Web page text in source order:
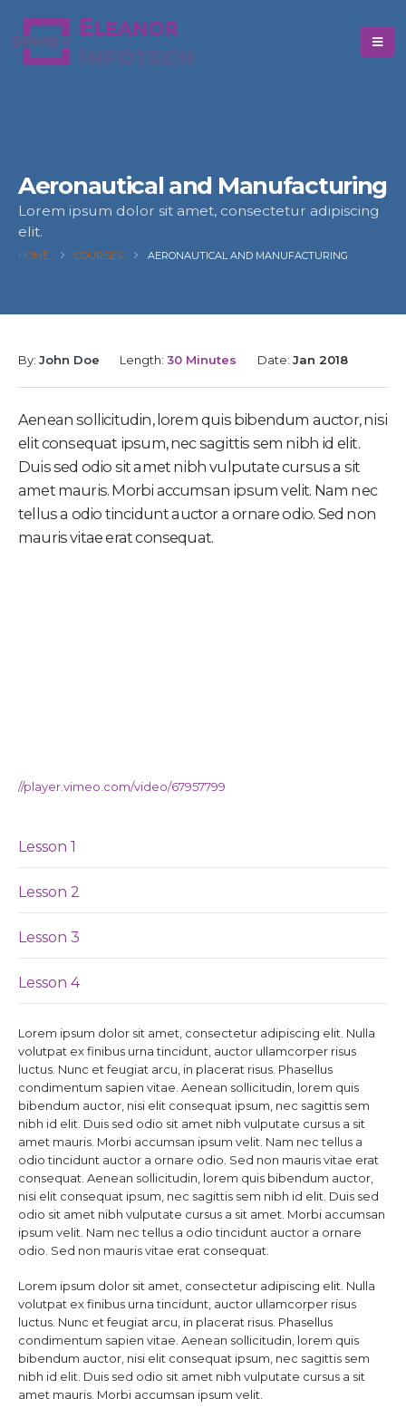
Aeronautical and Manufacturing
Lorem ipsum dolor sit amet, consectetur adipiscing
elit.
HOME COURSES AERONAUTICAL AND MANUFACTURING
By: John Doe Length:30 Minutes Date: Jan 2018
Aenean sollicitudin, lorem quis bibendum auctor, nisi
elit consequat ipsum, nec sagittis sem nibh id elit.
Duis sed odio sit amet nibh vulputate cursus a sit
amet mauris. Morbi accumsan ipsum velit. Nam nec
tellus a odio tincidunt auctor a ornare odio. Sed non
mauris vitae erat consequat.
//player.vimeo.com/video/67957799
Lesson 1
Lesson 2
Lesson 3
Lesson 4
Lorem ipsum dolor sit amet, consectetur adipiscing elit. Nulla
volutpat ex finibus urna tincidunt, auctor ullamcorper risus
luctus. Nunc et feugiat arcu, in placerat risus. Phasellus
condimentum sapien vitae. Aenean sollicitudin, lorem quis
bibendum auctor, nisi elit consequat ipsum, nec sagittis sem
nibh id elit. Duis sed odio sit amet nibh vulputate cursus a sit
amet mauris. Morbi accumsan ipsum velit. Nam nec tellus a
odio tincidunt auctor a ornare odio. Sed non mauris vitae erat
consequat. Aenean sollicitudin, lorem quis bibendum auctor,
nisi elit consequat ipsum, nec sagittis sem nibh id elit. Duis sed
odio sit amet nibh vulputate cursus a sit amet. Morbi accumsan
ipsum velit. Nam nec tellus a odio tincidunt auctor a ornare
odio. Sed non mauris vitae erat consequat.
Lorem ipsum dolor sit amet, consectetur adipiscing elit. Nulla
volutpat ex finibus urna tincidunt, auctor ullamcorper risus
luctus. Nunc et feugiat arcu, in placerat risus. Phasellus
condimentum sapien vitae. Aenean sollicitudin, lorem quis
bibendum auctor, nisi elit consequat ipsum, nec sagittis sem
nibh id elit. Duis sed odio sit amet nibh vulputate cursus a sit
amet mauris. Morbi accumsan ipsum velit.